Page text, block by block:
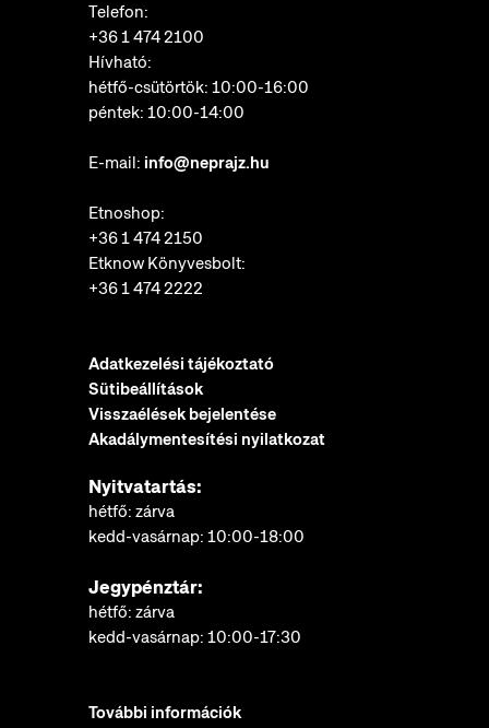
Telefon:
+36 1 474 2100
Hívható:
hétfő-csütörtök: 10:00-16:00
péntek: 10:00-14:00
E-mail: info@neprajz.hu
Etnoshop:
+36 1 474 2150
Etknow Könyvesbolt:
+36 1 474 2222
Adatkezelési tájékoztató
Sütibeállítások
Visszaélések bejelentése
Akadálymentesítési nyilatkozat
Nyitvatartás:
hétfő: zárva
kedd-vasárnap: 10:00-18:00
Jegypénztár:
hétfő: zárva
kedd-vasárnap: 10:00-17:30
További információk